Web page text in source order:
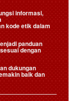
informasi,
kode etik dalam
panduan
dengan
dukungan
baik dan